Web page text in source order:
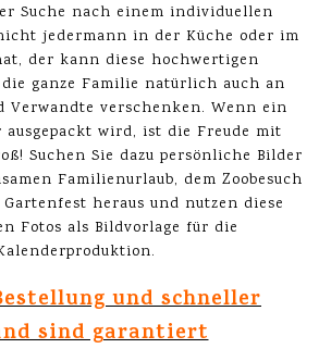
Suche nach einem individuellen
jedermann in der Küche oder im
der kann diese hochwertigen
ganze Familie natürlich auch an
Verwandte verschenken. Wenn ein
wird, ist die Freude mit
Suchen Sie dazu persönliche Bilder
Familienurlaub, dem Zoobesuch
heraus und nutzen diese
Fotos als Bildvorlage für die
und schneller
sind garantiert